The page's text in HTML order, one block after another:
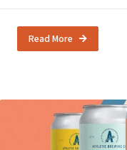
Read More